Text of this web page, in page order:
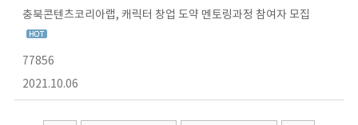
충북콘텐츠코리아랩, 캐릭터 창업 도약 멘토링과정 참여자 모집
77856
2021.10.06